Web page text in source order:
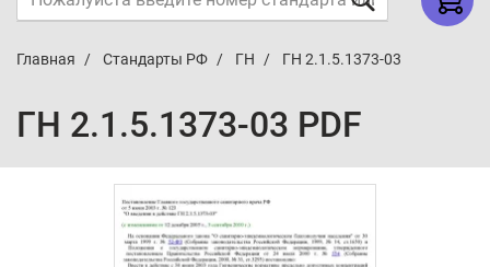
Главная Стандарты РФ ГН ГН 2.1.5.1373-03
ГН 2.1.5.1373-03 PDF